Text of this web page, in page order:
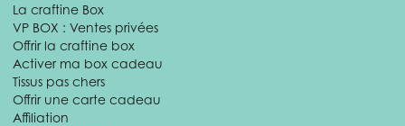
La craftine Box
VP BOX : Ventes privées
Offrir la craftine box
Activer ma box cadeau
Tissus pas chers
Offrir une carte cadeau
Affiliation